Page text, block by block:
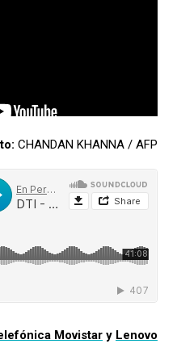
CHANDAN KHANNA / AFP
Movistar y Lenovo